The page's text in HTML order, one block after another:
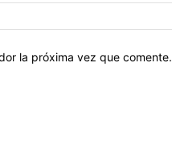
la próxima vez que comente.